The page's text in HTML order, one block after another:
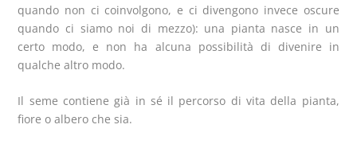
quando non ci coinvolgono, e ci divengono invece oscure
quando ci siamo noi di mezzo): una pianta nasce in un
certo modo, e non ha alcuna possibilità di divenire in
qualche altro modo.
Il seme contiene già in sé il percorso di vita della pianta,
fiore o albero che sia.